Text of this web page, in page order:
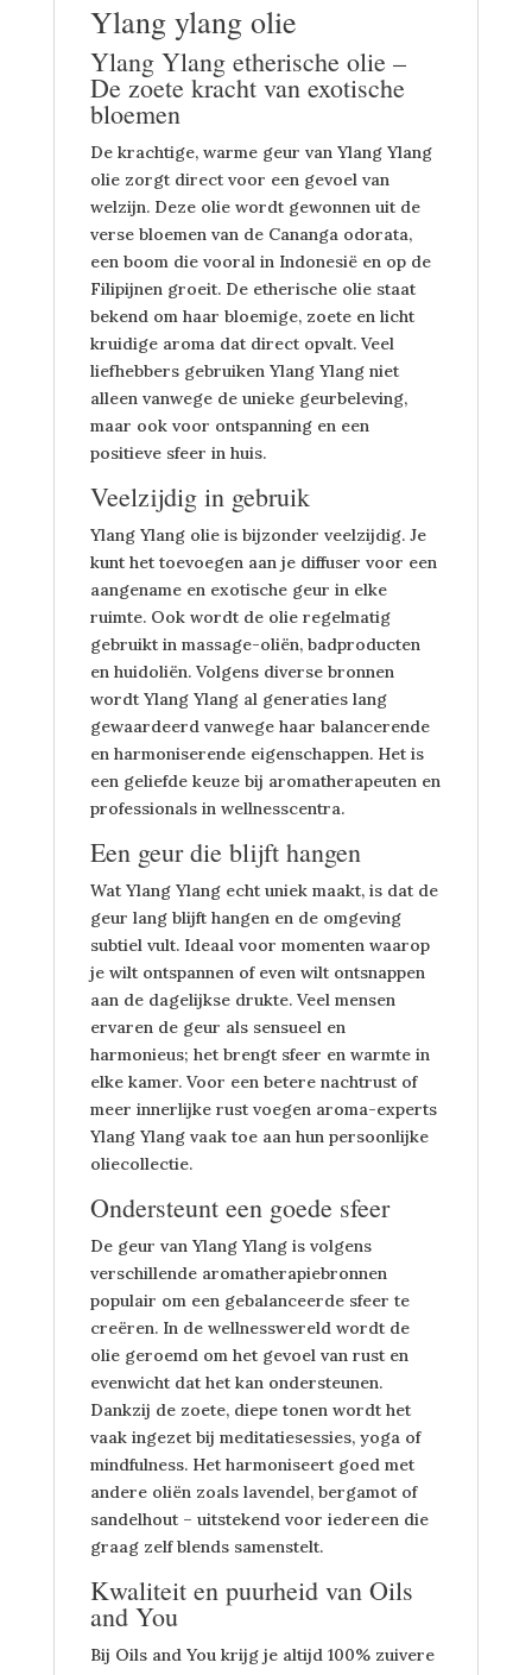
Ylang ylang olie
Ylang Ylang etherische olie –
De zoete kracht van exotische
bloemen
De krachtige, warme geur van Ylang Ylang
olie zorgt direct voor een gevoel van
welzijn. Deze olie wordt gewonnen uit de
verse bloemen van de Cananga odorata,
een boom die vooral in Indonesië en op de
Filipijnen groeit. De etherische olie staat
bekend om haar bloemige, zoete en licht
kruidige aroma dat direct opvalt. Veel
liefhebbers gebruiken Ylang Ylang niet
alleen vanwege de unieke geurbeleving,
maar ook voor ontspanning en een
positieve sfeer in huis.
Veelzijdig in gebruik
Ylang Ylang olie is bijzonder veelzijdig. Je
kunt het toevoegen aan je diffuser voor een
aangename en exotische geur in elke
ruimte. Ook wordt de olie regelmatig
gebruikt in massage-oliën, badproducten
en huidoliën. Volgens diverse bronnen
wordt Ylang Ylang al generaties lang
gewaardeerd vanwege haar balancerende
en harmoniserende eigenschappen. Het is
een geliefde keuze bij aromatherapeuten en
professionals in wellnesscentra.
Een geur die blijft hangen
Wat Ylang Ylang echt uniek maakt, is dat de
geur lang blijft hangen en de omgeving
subtiel vult. Ideaal voor momenten waarop
je wilt ontspannen of even wilt ontsnappen
aan de dagelijkse drukte. Veel mensen
ervaren de geur als sensueel en
harmonieus; het brengt sfeer en warmte in
elke kamer. Voor een betere nachtrust of
meer innerlijke rust voegen aroma-experts
Ylang Ylang vaak toe aan hun persoonlijke
oliecollectie.
Ondersteunt een goede sfeer
De geur van Ylang Ylang is volgens
verschillende aromatherapiebronnen
populair om een gebalanceerde sfeer te
creëren. In de wellnesswereld wordt de
olie geroemd om het gevoel van rust en
evenwicht dat het kan ondersteunen.
Dankzij de zoete, diepe tonen wordt het
vaak ingezet bij meditatiesessies, yoga of
mindfulness. Het harmoniseert goed met
andere oliën zoals lavendel, bergamot of
sandelhout – uitstekend voor iedereen die
graag zelf blends samenstelt.
Kwaliteit en puurheid van Oils
and You
Bij Oils and You krijg je altijd 100% zuivere